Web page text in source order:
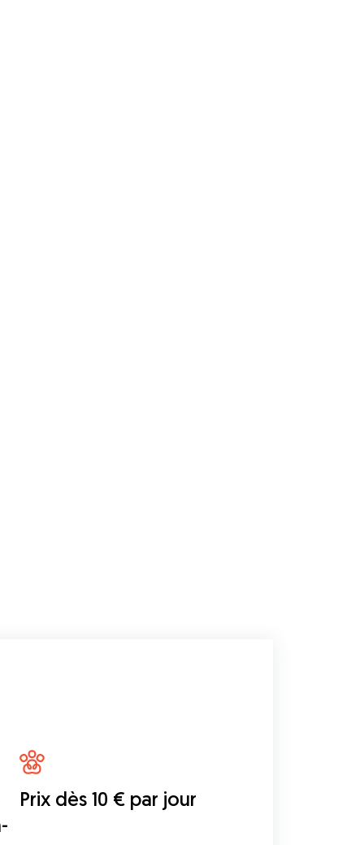
Prix dès 10 € par jour